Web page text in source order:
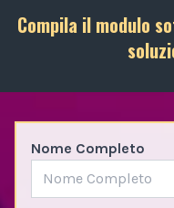
Compila il modulo
Nome Completo